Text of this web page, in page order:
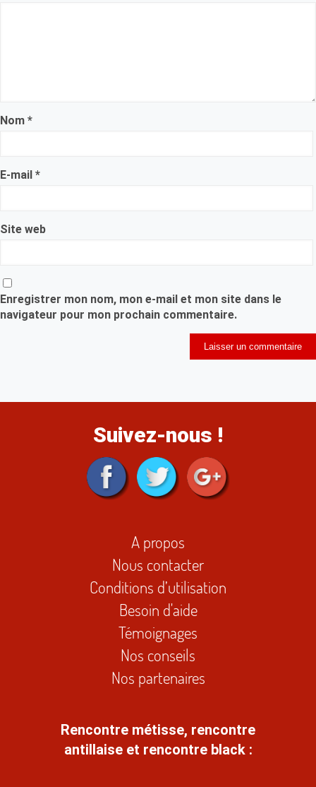
Nom *
E-mail *
Site web
Enregistrer mon nom, mon e-mail et mon site dans le
navigateur pour mon prochain commentaire.
Suivez-nous !
A propos
Nous contacter
Conditions d’utilisation
Besoin d'aide
Témoignages
Nos conseils
Nos partenaires
Rencontre métisse, rencontre
antillaise et rencontre black :